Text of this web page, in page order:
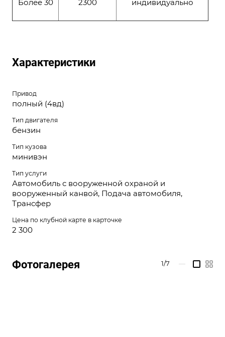
Более 30 2300 индивидуально
Характеристики
Привод
полный (4вд)
Тип двигателя
бензин
Тип кузова
минивэн
Тип услуги
Автомобиль с вооруженной охраной и
вооруженный канвой, Подача автомобиля,
Трансфер
Цена по клубной карте в карточке
2 300
Фотогалерея 1/7 —